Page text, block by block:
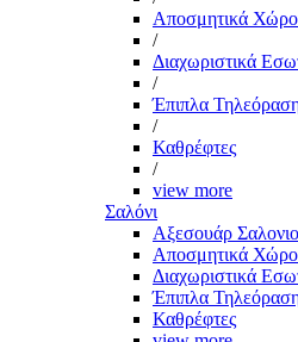
Αποσμητικά
/
Διαχωριστικά
/
Έπιπλα
/
Καθρέφτες
/
view more
Σαλόνι
Αξεσουάρ
Αποσμητικά
Διαχωριστικά
Έπιπλα
Καθρέφτες